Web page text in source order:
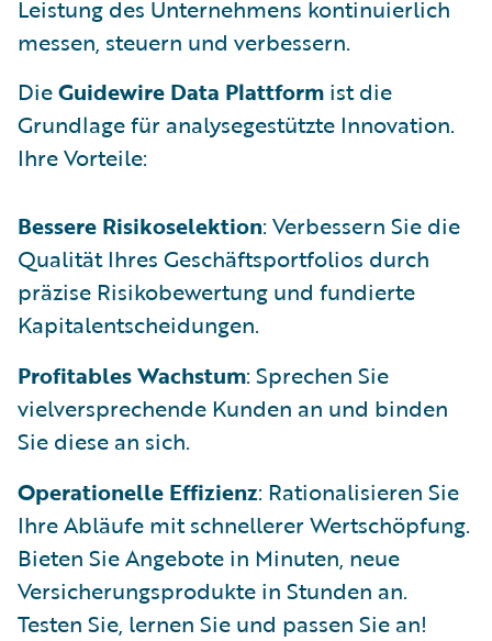
Leistung des Unternehmens kontinuierlich
messen, steuern und verbessern.
DieGuidewire Data Plattform ist die
Grundlage für analysegestützte Innovation.
Ihre Vorteile:
Bessere Risikoselektion: Verbessern Sie die
Qualität Ihres Geschäftsportfolios durch
präzise Risikobewertung und fundierte
Kapitalentscheidungen.
Profitables Wachstum: Sprechen Sie
vielversprechende Kunden an und binden
Sie diese an sich.
Operationelle Effizienz: Rationalisieren Sie
Ihre Abläufe mit schnellerer Wertschöpfung.
Bieten Sie Angebote in Minuten, neue
Versicherungsprodukte in Stunden an.
Testen Sie, lernen Sie und passen Sie an!